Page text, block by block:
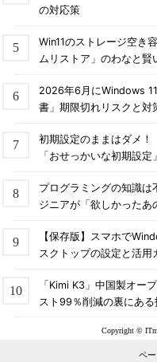
の対応策
Win11のストレージ空き
ムリストア」のわなと賢
2026年6月にWindows
書」期限切れリスクと対
初期設定のままはダメ
「おせっかいな初期設定
プログラミングの知識
ジニアが「欲しかったあ
【保存版】スマホで
スクトップの設定と活用
「Kimi K3」中国製オー
スト99％削減の裏にある
Copyright ©
ペ